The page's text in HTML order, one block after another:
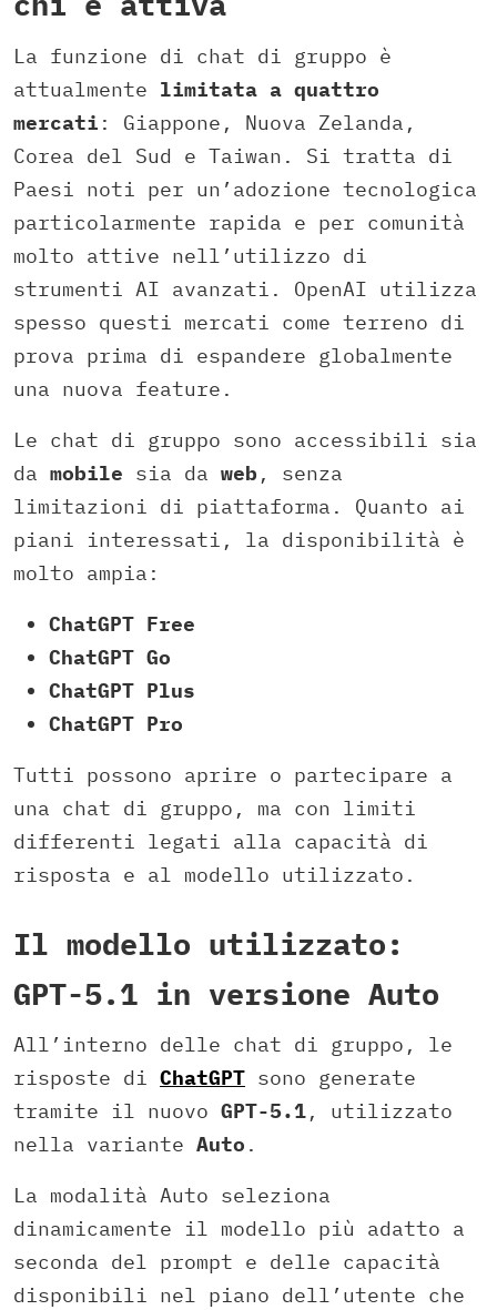
La funzione di chat di gruppo è
attualmente limitata a quattro
mercati : Giappone, Nuova Zelanda,
Corea del Sud e Taiwan. Si tratta di
Paesi noti per un’adozione tecnologica
particolarmente rapida e per comunità
molto attive nell’utilizzo di
strumenti AI avanzati. OpenAI utilizza
spesso questi mercati come terreno di
prova prima di espandere globalmente
una nuova feature.
Le chat di gruppo sono accessibili sia
da mobile sia da web , senza
limitazioni di piattaforma. Quanto ai
piani interessati, la disponibilità è
molto ampia:
ChatGPT Free
ChatGPT Go
ChatGPT Plus
ChatGPT Pro
Tutti possono aprire o partecipare a
una chat di gruppo, ma con limiti
differenti legati alla capacità di
risposta e al modello utilizzato.
Il modello utilizzato:
GPT-5.1 in versione Auto
All’interno delle chat di gruppo, le
risposte di ChatGPT sono generate
tramite il nuovo GPT-5.1, utilizzato
nella variante Auto .
La modalità Auto seleziona
dinamicamente il modello più adatto a
seconda del prompt e delle capacità
disponibili nel piano dell’utente che